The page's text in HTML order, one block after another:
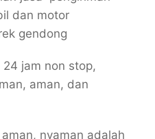
dan motor
gendong
jam non stop,
aman, dan
nyaman adalah